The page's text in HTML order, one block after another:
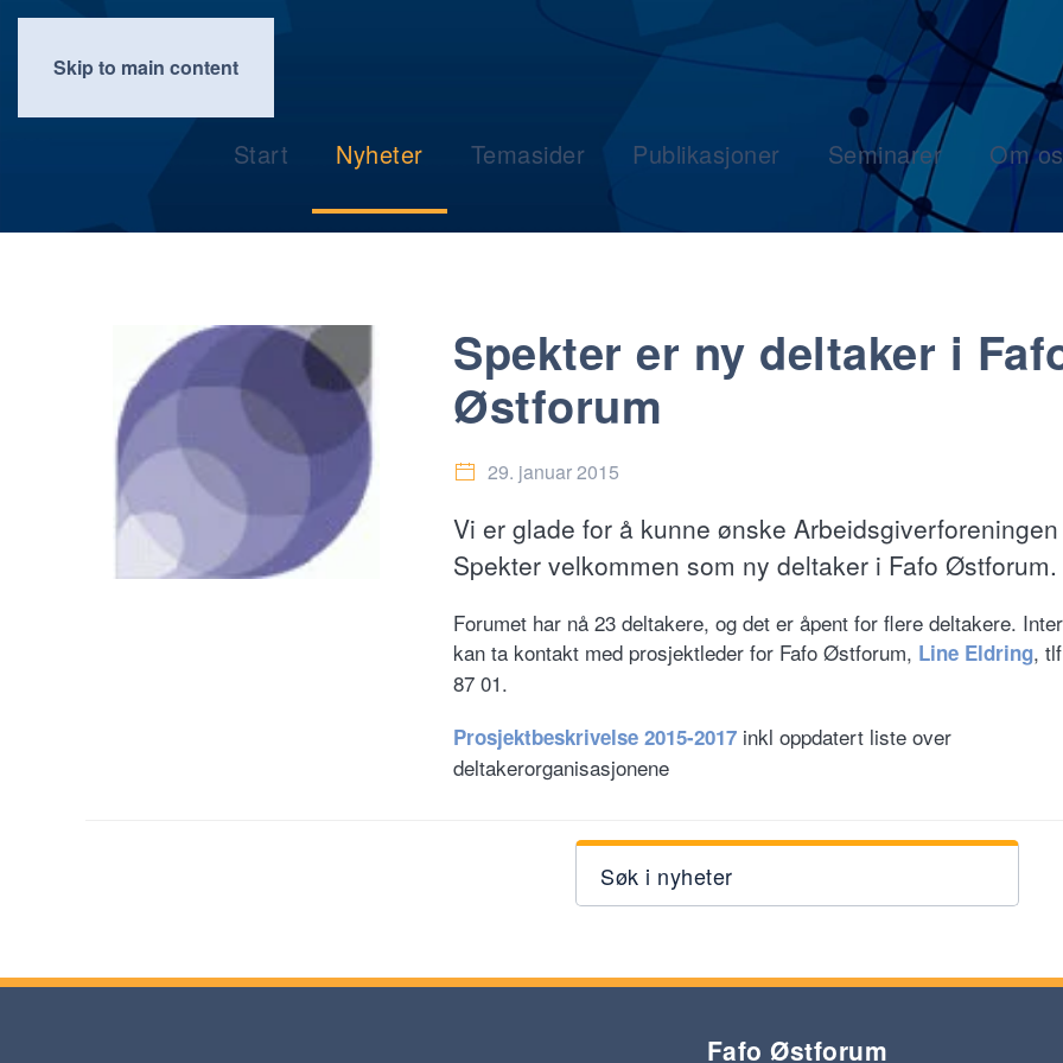
Skip to main content
Start Nyheter Temasider Publikasjoner Seminarer Om
Spekter er ny deltaker i
Østforum
29. januar 2015
Vi er glade for å kunne ønske Arbeidsgiverforeningen
Spekter velkommen som ny deltaker i Fafo Østforum.
Forumet har nå 23 deltakere, og det er åpent for flere deltakere.
kan ta kontakt med prosjektleder for Fafo Østforum, Line Eldring,
87 01.
Prosjektbeskrivelse 2015-2017 inkl oppdatert liste over
deltakerorganisasjonene
Søk i nyheter
Fafo Østforum